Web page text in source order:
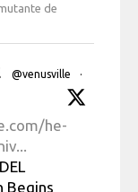
de
@venusville
·
he-
Begins